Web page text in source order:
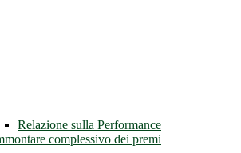
Relazione sulla Performance
complessivo dei premi